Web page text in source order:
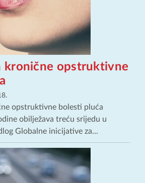
kronične opstruktivne
opstruktivne bolesti pluća
obilježava treću srijedu u
Globalne inicijative za...